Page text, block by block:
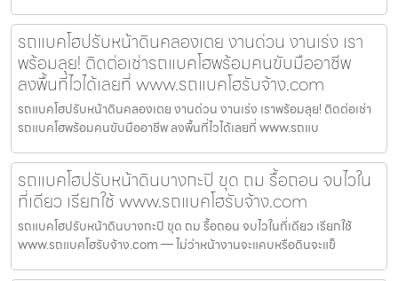
รถแบคโฮปรับหน้าดินคลองเตย งานด่วน งานเร่ง เรา
พร้อมลุย! ติดต่อเช่ารถแบคโฮพร้อมคนขับมืออาชีพ
ลงพื้นที่ไวได้เลยที่ www.รถแบคโฮรับจ้าง.com
รถแบคโฮปรับหน้าดินคลองเตย งานด่วน งานเร่ง เราพร้อมลุย! ติดต่อเช่า
รถแบคโฮพร้อมคนขับมืออาชีพ ลงพื้นที่ไวได้เลยที่ www.รถแบ
รถแบคโฮปรับหน้าดินบางกะปิ ขุด ถม รื้อถอน จบไวใน
ที่เดียว เรียกใช้ www.รถแบคโฮรับจ้าง.com
รถแบคโฮปรับหน้าดินบางกะปิ ขุด ถม รื้อถอน จบไวในที่เดียว เรียกใช้
www.รถแบคโฮรับจ้าง.com — ไม่ว่าหน้างานจะแคบหรือดินจะแข็